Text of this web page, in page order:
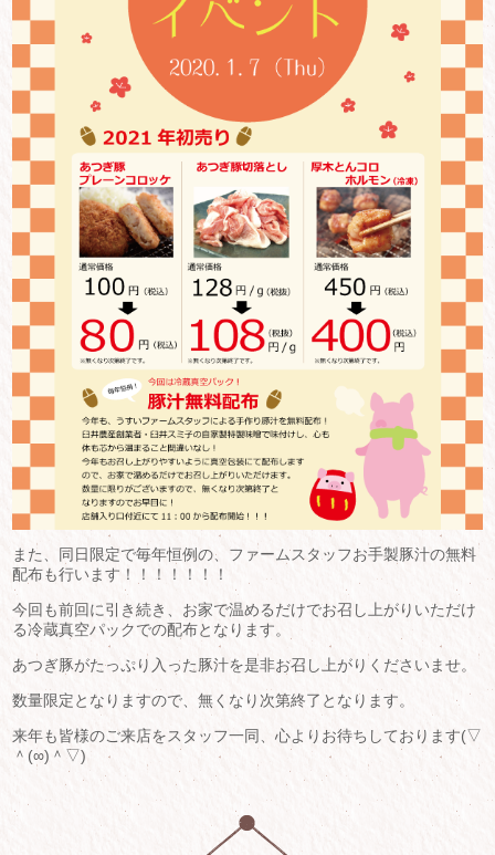
また、同日限定で毎年恒例の、ファームスタッフお手製豚汁の無料
配布も行います！！！！！！！
今回も前回に引き続き、お家で温めるだけでお召し上がりいただけ
る冷蔵真空パックでの配布となります。
あつぎ豚がたっぷり入った豚汁を是非お召し上がりくださいませ。
数量限定となりますので、無くなり次第終了となります。
来年も皆様のご来店をスタッフ一同、心よりお待ちしております(▽
＾(∞)＾▽)